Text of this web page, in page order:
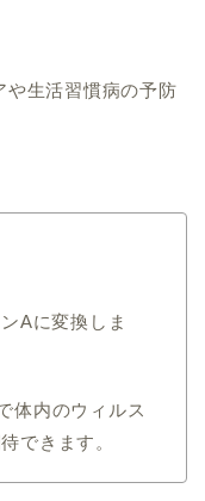
や生活習慣病の予防
Aに変換しま
体内のウィルス
できます。